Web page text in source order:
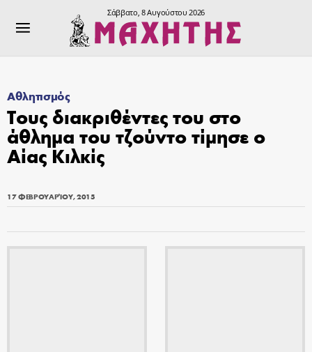
Σάββατο, 8 Αυγούστου 2026
Αθλητισμός
Τους διακριθέντες του στο
άθλημα του τζούντο τίμησε ο
Αίας Κιλκίς
17 ΦΕΒΡΟΥΑΡΊΟΥ, 2015